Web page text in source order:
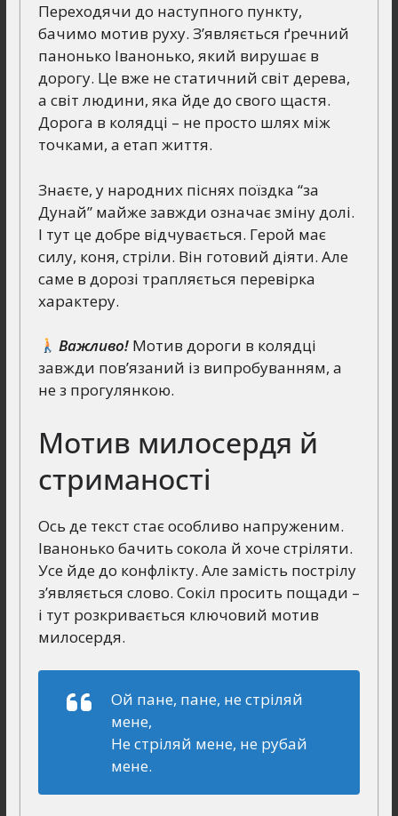
Переходячи до наступного пункту,
бачимо мотив руху. З’являється ґречний
панонько Іванонько, який вирушає в
дорогу. Це вже не статичний світ дерева,
а світ людини, яка йде до свого щастя.
Дорога в колядці – не просто шлях між
точками, а етап життя.
Знаєте, у народних піснях поїздка “за
Дунай” майже завжди означає зміну долі.
І тут це добре відчувається. Герой має
силу, коня, стріли. Він готовий діяти. Але
саме в дорозі трапляється перевірка
характеру.
Важливо! Мотив дороги в колядці
завжди пов’язаний із випробуванням, а
не з прогулянкою.
Мотив милосердя й
стриманості
Ось де текст стає особливо напруженим.
Іванонько бачить сокола й хоче стріляти.
Усе йде до конфлікту. Але замість пострілу
з’являється слово. Сокіл просить пощади –
і тут розкривається ключовий мотив
милосердя.
Ой пане, пане, не стріляй
мене,
Не стріляй мене, не рубай
мене.